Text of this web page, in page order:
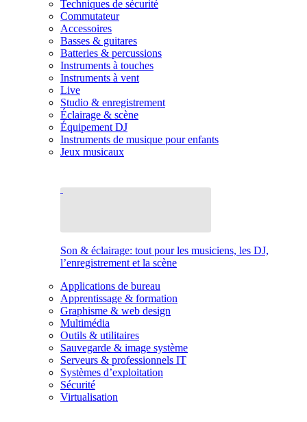
Techniques de sécurité
Commutateur
Accessoires
Basses & guitares
Batteries & percussions
Instruments à touches
Instruments à vent
Live
Studio & enregistrement
Éclairage & scène
Équipement DJ
Instruments de musique pour enfants
Jeux musicaux
Son & éclairage: tout pour les musiciens, les DJ,
l’enregistrement et la scène
Applications de bureau
Apprentissage & formation
Graphisme & web design
Multimédia
Outils & utilitaires
Sauvegarde & image système
Serveurs & professionnels IT
Systèmes d’exploitation
Sécurité
Virtualisation